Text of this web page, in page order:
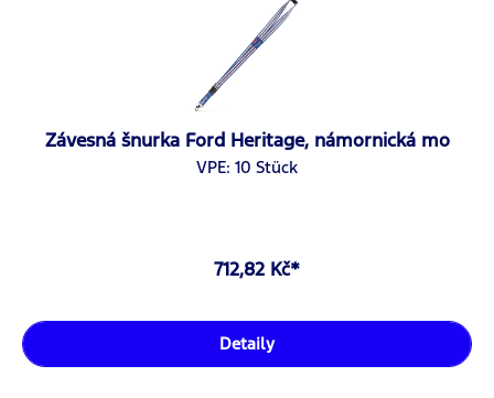
Závesná šnurka Ford Heritage, námornická mo
VPE: 10 Stück
712,82 Kč*
Detaily